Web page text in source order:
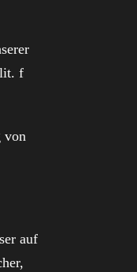
lit. f
von
auf